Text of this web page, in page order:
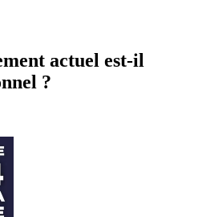
actuel est-il
?